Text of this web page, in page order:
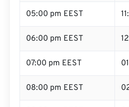
05:00 pm EEST
06:00 pm EEST
07:00 pm EEST
08:00 pm EEST